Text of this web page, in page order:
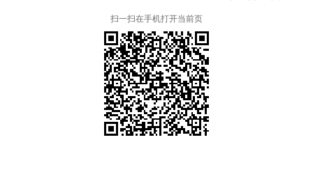
扫一扫在手机打开当前页